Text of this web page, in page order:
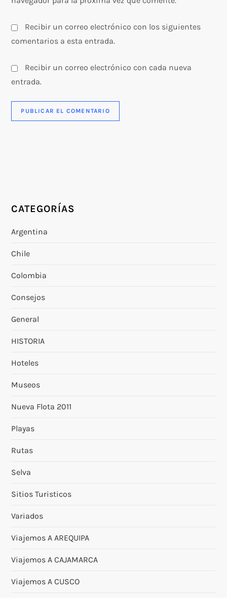
Recibir un correo electrónico con los siguientes
comentarios a esta entrada.
Recibir un correo electrónico con cada nueva
entrada.
CATEGORÍAS
Argentina
Chile
Colombia
Consejos
General
HISTORIA
Hoteles
Museos
Nueva Flota 2011
Playas
Rutas
Selva
Sitios Turisticos
Variados
Viajemos A AREQUIPA
Viajemos A CAJAMARCA
Viajemos A CUSCO